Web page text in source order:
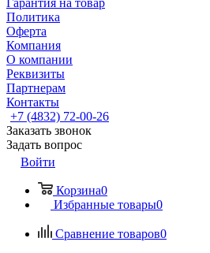
Гарантия на товар
Политика
Оферта
Компания
О компании
Реквизиты
Партнерам
Контакты
+7 (4832) 72-00-26
Заказать звонок
Задать вопрос
Войти
Корзина0
Избранные товары0
Сравнение товаров0